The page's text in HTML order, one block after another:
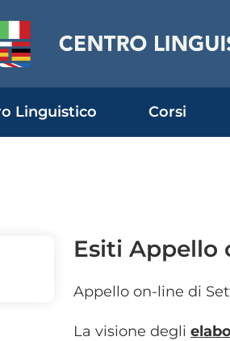
Linguistico Corsi
Esiti Appello
Appello on-line di
La visione degli